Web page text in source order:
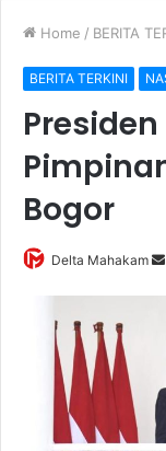
Home / BERITA
BERITA TERKINI
Bogor
Delta Mahakam